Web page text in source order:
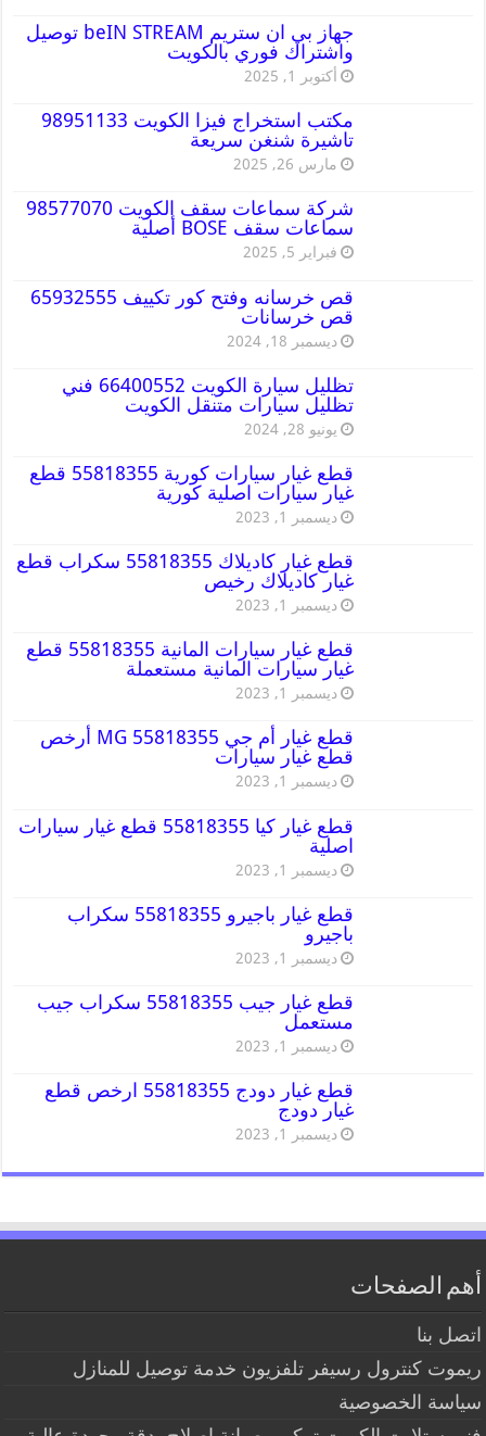
جهاز بي ان ستريم beIN STREAM توصيل
واشتراك فوري بالكويت
أكتوبر 1, 2025
مكتب استخراج فيزا الكويت 98951133
تاشيرة شنغن سريعة
مارس 26, 2025
شركة سماعات سقف الكويت 98577070
سماعات سقف BOSE أصلية
فبراير 5, 2025
قص خرسانه وفتح كور تكييف 65932555
قص خرسانات
ديسمبر 18, 2024
تظليل سيارة الكويت 66400552 فني
تظليل سيارات متنقل الكويت
يونيو 28, 2024
قطع غيار سيارات كورية 55818355 قطع
غيار سيارات اصلية كورية
ديسمبر 1, 2023
قطع غيار كاديلاك 55818355 سكراب قطع
غيار كاديلاك رخيص
ديسمبر 1, 2023
قطع غيار سيارات المانية 55818355 قطع
غيار سيارات المانية مستعملة
ديسمبر 1, 2023
قطع غيار أم جي MG 55818355 أرخص
قطع غيار سيارات
ديسمبر 1, 2023
قطع غيار كيا 55818355 قطع غيار سيارات
اصلية
ديسمبر 1, 2023
قطع غيار باجيرو 55818355 سكراب
باجيرو
ديسمبر 1, 2023
قطع غيار جيب 55818355 سكراب جيب
مستعمل
ديسمبر 1, 2023
قطع غيار دودج 55818355 ارخص قطع
غيار دودج
ديسمبر 1, 2023
أهم الصفحات
اتصل بنا
ريموت كنترول رسيفر تلفزيون خدمة توصيل للمنازل
سياسة الخصوصية